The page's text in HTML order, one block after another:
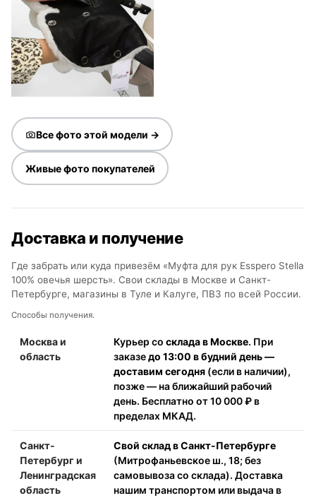
Все фото этой модели →
Живые фото покупателей
Доставка и получение
Где забрать или куда привезём «Муфта для рук Esspero Stella
100% овечья шерсть». Свои склады в Москве и Санкт-
Петербурге, магазины в Туле и Калуге, ПВЗ по всей России.
Способы получения.
Москва и
область
Курьер со склада в Москве. При
заказедо 13:00 в будний день —
доставим сегодня (если в наличии),
позже — на ближайший рабочий
день. Бесплатно от 10 000 ₽ в
пределах МКАД.
Санкт-
Петербург и
Ленинградская
область
Свой склад в Санкт-Петербурге
(Митрофаньевское ш., 18; без
самовывоза со склада). Доставка
нашим транспортом или выдача в